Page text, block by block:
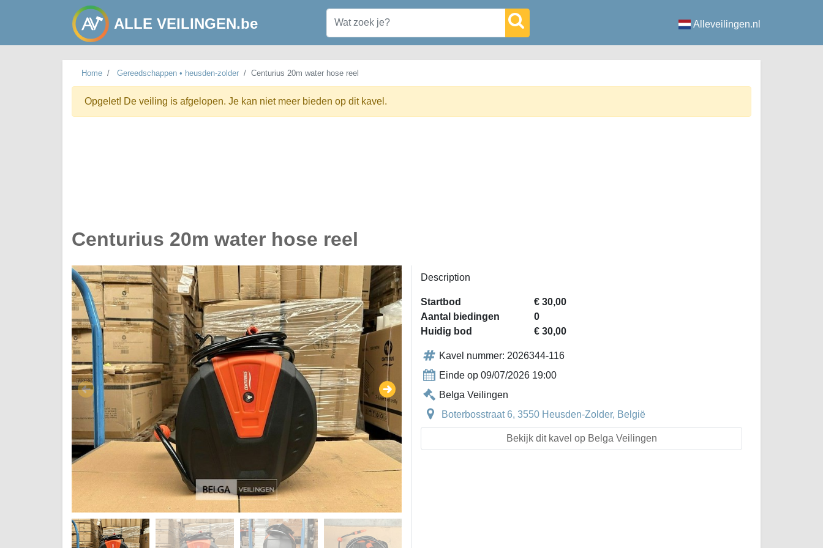
ALLE VEILINGEN.be Alleveilingen.nl
Home Gereedschappen • heusden-zolder Centurius 20m water hose reel
Opgelet! De veiling is afgelopen. Je kan niet meer bieden op dit kavel.
Centurius 20m water hose reel
Description
Startbod
€ 30,00
Aantal biedingen
0
Huidig bod
€ 30,00
Kavel nummer: 2026344-116
Einde op 09/07/2026 19:00
Belga Veilingen
Boterbosstraat 6, 3550 Heusden-Zolder, België
Bekijk dit kavel op Belga Veilingen